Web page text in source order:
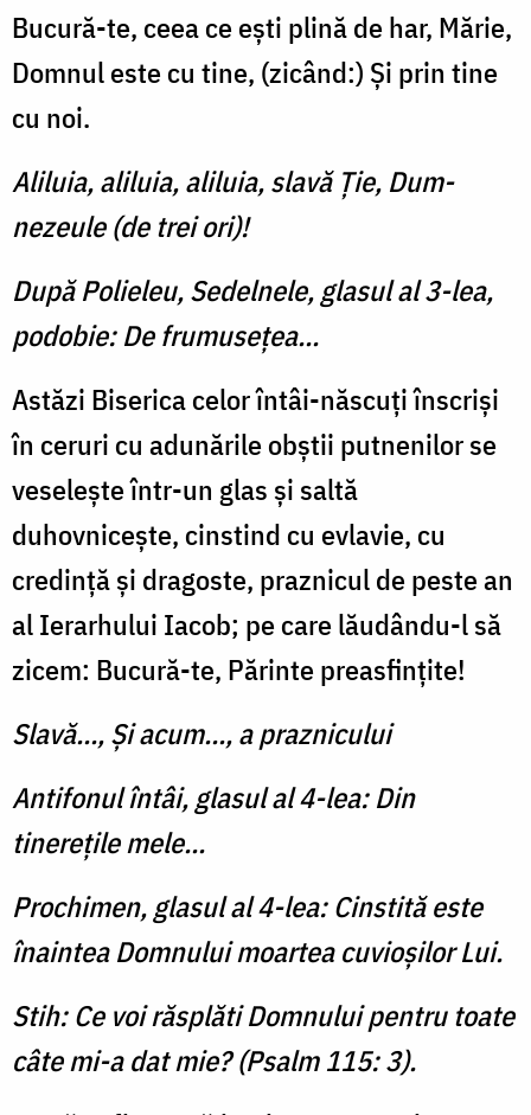
Bucură-te, ceea ce eşti plină de har, Mărie,
Domnul este cu tine, (zicând:) Şi prin tine
cu noi.
Aliluia, aliluia, aliluia, slavă Ţie, Dum­
nezeule (de trei ori)!
După Polieleu, Sedelnele, glasul al 3-lea,
podobie: De frumuseţea...
Astăzi Biserica celor întâi-născuți înscriși
în ceruri cu adunările obştii putnenilor se
vese­leşte într-un glas şi saltă
duhovniceşte, cinstind cu evlavie, cu
credinţă şi dragoste, praznicul de peste an
al Ierarhului Iacob; pe care lăudându-l să
zicem: Bucură-te, Părinte preasfinţite!
Slavă..., Şi acum..., a praznicului
Antifonul întâi, glasul al 4-lea: Din
tinereţile mele...
Prochimen, glasul al 4-lea: Cinstită este
înaintea Dom­nului moartea cuvioşilor Lui.
Stih: Ce voi răsplăti Domnului pentru toate
câte mi-a dat mie? (Psalm 115: 3).